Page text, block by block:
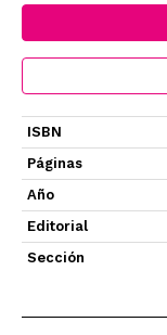
ISBN
Páginas
Año
Editorial
Sección